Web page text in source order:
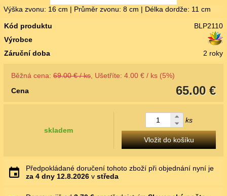
Výška zvonu: 16 cm | Průměr zvonu: 8 cm | Délka dordže: 11 cm
Kód produktu
BLP2110
Výrobce
Záruční doba
2 roky
Běžná cena: 69.00 € / ks , Ušetříte: 4.00 € / ks (5%)
65.00 €
Cena
skladem
ks
Vložit do košíku
Předpokládané doručení tohoto zboží při objednání nyní je
za 4 dny 12.8.2026 v středa